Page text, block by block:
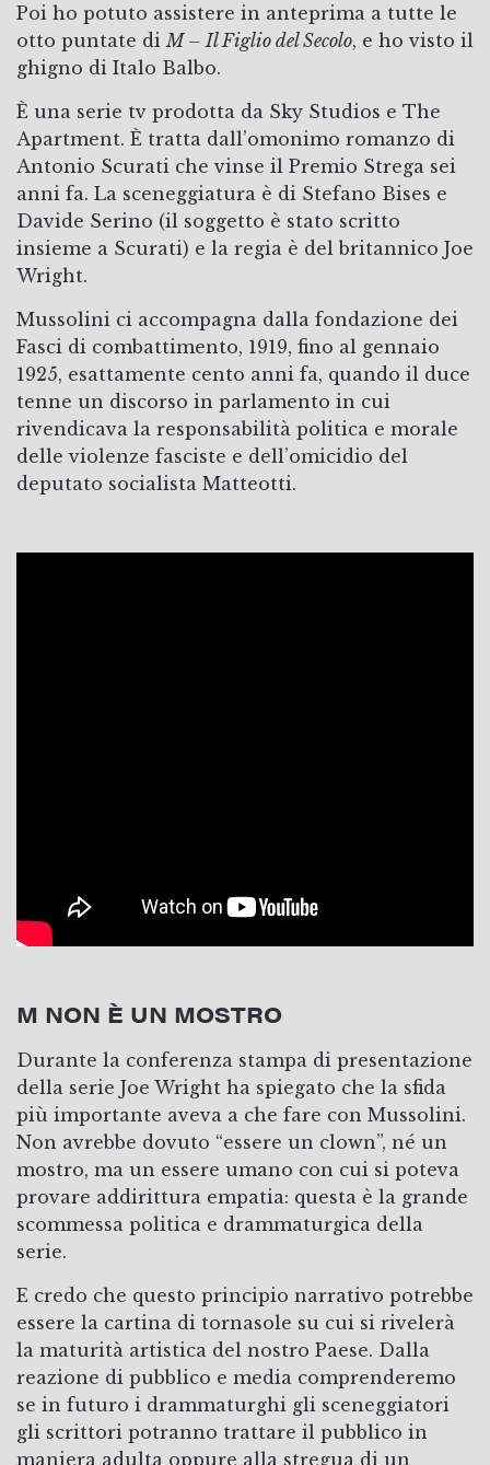
Poi ho potuto assistere in anteprima a tutte le
otto puntate di M – Il Figlio del Secolo, e ho visto il
ghigno di Italo Balbo.
È una serie tv prodotta da Sky Studios e The
Apartment. È tratta dall’omonimo romanzo di
Antonio Scurati che vinse il Premio Strega sei
anni fa. La sceneggiatura è di Stefano Bises e
Davide Serino (il soggetto è stato scritto
insieme a Scurati) e la regia è del britannico Joe
Wright.
Mussolini ci accompagna dalla fondazione dei
Fasci di combattimento, 1919, fino al gennaio
1925, esattamente cento anni fa, quando il duce
tenne un discorso in parlamento in cui
rivendicava la responsabilità politica e morale
delle violenze fasciste e dell’omicidio del
deputato socialista Matteotti.
M NON È UN MOSTRO
Durante la conferenza stampa di presentazione
della serie Joe Wright ha spiegato che la sfida
più importante aveva a che fare con Mussolini.
Non avrebbe dovuto “essere un clown”, né un
mostro, ma un essere umano con cui si poteva
provare addirittura empatia: questa è la grande
scommessa politica e drammaturgica della
serie.
E credo che questo principio narrativo potrebbe
essere la cartina di tornasole su cui si rivelerà
la maturità artistica del nostro Paese. Dalla
reazione di pubblico e media comprenderemo
se in futuro i drammaturghi gli sceneggiatori
gli scrittori potranno trattare il pubblico in
maniera adulta oppure alla stregua di un